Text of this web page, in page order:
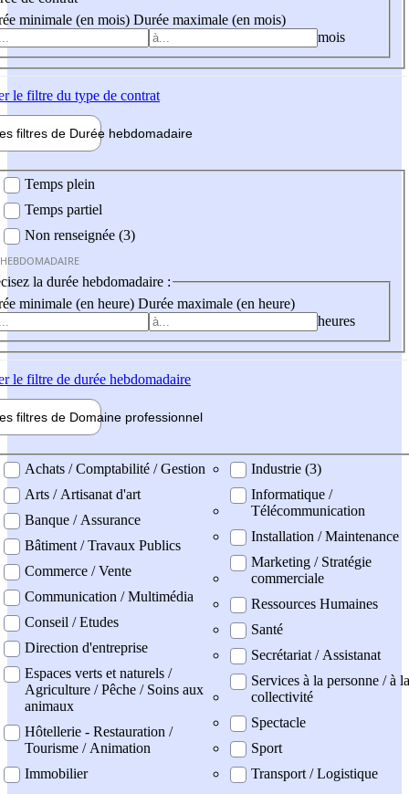
minimale (en mois) Durée maximale (en mois)
mois
le filtre du type de contrat
filtres de Durée hebdomadaire
Temps plein
Temps partiel
Non renseignée (3)
la durée hebdomadaire :
minimale (en heure) Durée maximale (en heure)
heures
le filtre de durée hebdomadaire
filtres de Domaine professionnel
professionel
Achats / Comptabilité / Gestion
Arts / Artisanat d'art
Banque / Assurance
Bâtiment / Travaux Publics
Commerce / Vente
Communication / Multimédia
Conseil / Etudes
Direction d'entreprise
Espaces verts et naturels /
Agriculture / Pêche / Soins aux
animaux
Hôtellerie - Restauration /
Tourisme / Animation
Immobilier
Industrie (3)
Informatique /
Télécommunication
Installation / Maintenance
Marketing / Stratégie
commerciale
Ressources Humaines
Santé
Secrétariat / Assistanat
Services à la personne / à la
collectivité
Spectacle
Sport
Transport / Logistique